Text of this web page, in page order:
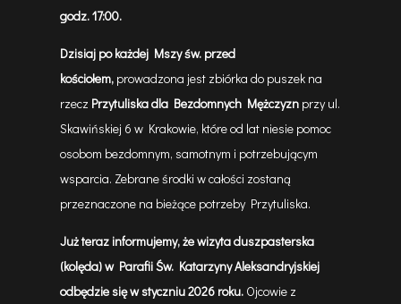
godz. 17:00.
Dzisiaj po każdej Mszy św. przed
kościołem, prowadzona jest zbiórka do puszek na
rzecz Przytuliska dla Bezdomnych Mężczyzn przy ul.
Skawińskiej 6 w Krakowie, które od lat niesie pomoc
osobom bezdomnym, samotnym i potrzebującym
wsparcia. Zebrane środki w całości zostaną
przeznaczone na bieżące potrzeby Przytuliska.
Już teraz informujemy, że wizyta duszpasterska
(kolęda) w Parafii Św. Katarzyny Aleksandryjskiej
odbędzie się w styczniu 2026 roku. Ojcowie z